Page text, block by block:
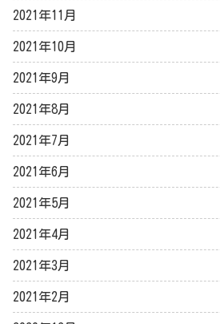
2021年11月
2021年10月
2021年9月
2021年8月
2021年7月
2021年6月
2021年5月
2021年4月
2021年3月
2021年2月